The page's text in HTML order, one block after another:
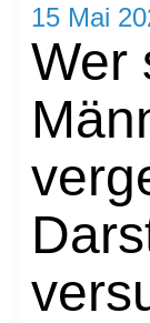
15 Mai
Wer